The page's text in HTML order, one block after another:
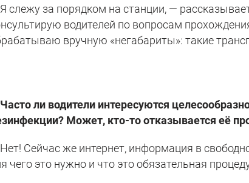
слежу за порядком на станции, —
водителей по вопросам
вручную «негабариты»: такие
ли водители интересуются
Может, кто-то отказывается её
Сейчас же интернет, информация в
чего это нужно и что это обязательная